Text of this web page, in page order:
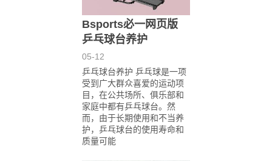
Bsports必一网页版
乒乓球台养护
05-12
乒乓球台养护 乒乓球是一项
受到广大群众喜爱的运动项
目，在公共场所、俱乐部和
家庭中都有乒乓球台。然
而，由于长期使用和不当养
护，乒乓球台的使用寿命和
质量可能